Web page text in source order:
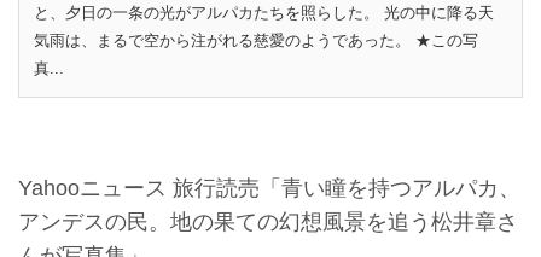
と、夕日の一条の光がアルパカたちを照らした。 光の中に降る天
気雨は、まるで空から注がれる慈愛のようであった。 ★この写
真...
Yahooニュース 旅行読売「青い瞳を持つアルパカ、
アンデスの民。地の果ての幻想風景を追う松井章さ